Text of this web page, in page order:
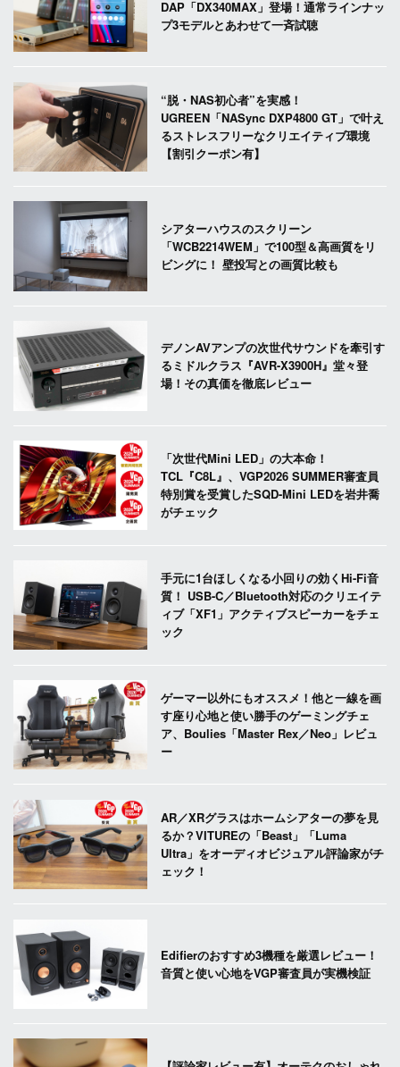
DAP「DX340MAX」登場！通常ラインナッ
プ3モデルとあわせて一斉試聴
“脱・NAS初心者”を実感！
UGREEN「NASync DXP4800 GT」で叶え
るストレスフリーなクリエイティブ環境
【割引クーポン有】
シアターハウスのスクリーン
「WCB2214WEM」で100型＆高画質をリ
ビングに！ 壁投写との画質比較も
デノンAVアンプの次世代サウンドを牽引す
るミドルクラス『AVR-X3900H』堂々登
場！その真価を徹底レビュー
「次世代Mini LED」の大本命！
TCL『C8L』、VGP2026 SUMMER審査員
特別賞を受賞したSQD-Mini LEDを岩井喬
がチェック
手元に1台ほしくなる小回りの効くHi-Fi音
質！ USB-C／Bluetooth対応のクリエイテ
ィブ「XF1」アクティブスピーカーをチェ
ック
ゲーマー以外にもオススメ！他と一線を画
す座り心地と使い勝手のゲーミングチェ
ア、Boulies「Master Rex／Neo」レビュ
ー
AR／XRグラスはホームシアターの夢を見
るか？VITUREの「Beast」「Luma
Ultra」をオーディオビジュアル評論家がチ
ェック！
Edifierのおすすめ3機種を厳選レビュー！
音質と使い心地をVGP審査員が実機検証